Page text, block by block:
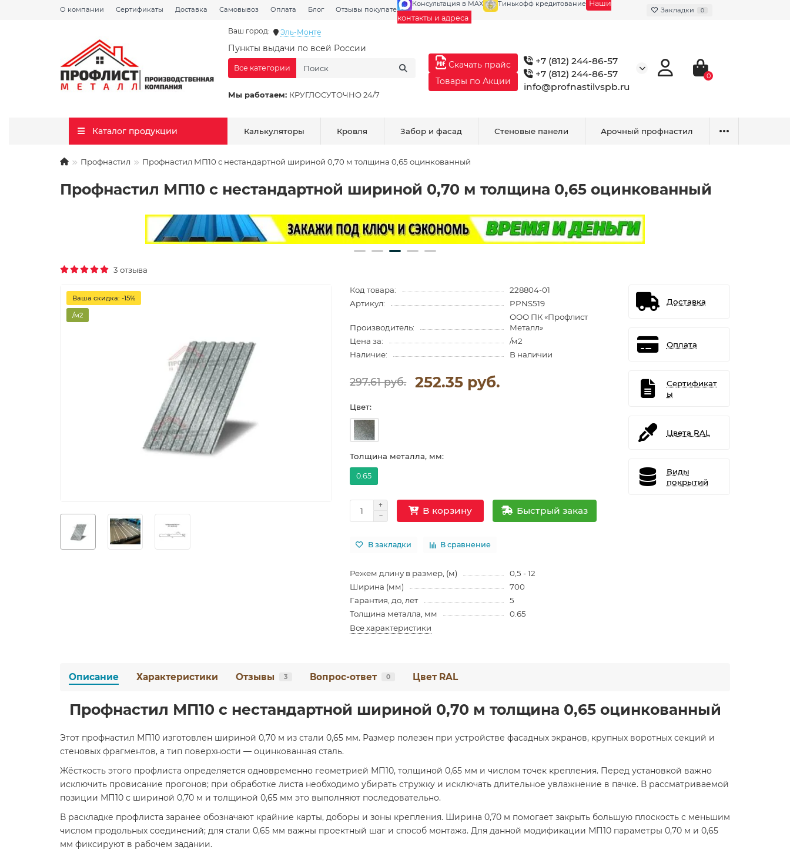
О компании Сертификаты Доставка Самовывоз Оплата Блог Отзывы покупателей Галерея
Консультация в MAX Тинькофф кредитование Наши
контакты и адреса
Закладки 0
Ваш город: Эль-Монте
Пункты выдачи по всей России
Мы работаем: КРУГЛОСУТОЧНО 24/7
Все категории
Скачать прайс
Товары по Акции
+7 (812) 244-86-57
+7 (812) 244-86-57
info@profnastilvspb.ru
0
Каталог продукции Калькуляторы Кровля Забор и фасад Стеновые панели Арочный профнастил
Профнастил Профнастил МП10 с нестандартной шириной 0,70 м толщина 0,65 оцинкованный
Профнастил МП10 с нестандартной шириной 0,70 м толщина 0,65 оцинкованный
3 отзыва
Ваша скидка: -15%
/м2
Код товара:
228804-01
Артикул:
PPNS519
Производитель:
ООО ПК «Профлист
Металл»
Цена за:
/м2
Наличие:
В наличии
297.61 руб. 252.35 руб.
Цвет:
Толщина металла, мм:
0.65
В корзину Быстрый заказ
В закладки В сравнение
Режем длину в размер, (м)
0,5 - 12
Ширина (мм)
700
Гарантия, до, лет
5
Толщина металла, мм
0.65
Все характеристики
Доставка
Оплата
Сертификат
ы
Цвета RAL
Виды
покрытий
Описание Характеристики Отзывы 3 Вопрос-ответ 0 Цвет RAL
Профнастил МП10 с нестандартной шириной 0,70 м толщина 0,65 оцинкованный
Этот профнастил МП10 изготовлен шириной 0,70 м из стали 0,65 мм. Размер полезен при устройстве фасадных экранов, крупных воротных секций и
стеновых фрагментов, а тип поверхности — оцинкованная сталь.
Жёсткость этого профлиста определяется одновременно геометрией МП10, толщиной 0,65 мм и числом точек крепления. Перед установкой важно
исключить провисание прогонов; при обработке листа необходимо убирать стружку и исключать длительное увлажнение в пачке. В рассматриваемой
позиции МП10 с шириной 0,70 м и толщиной 0,65 мм это выполняют последовательно.
В раскладке профлиста заранее обозначают крайние карты, доборы и зоны крепления. Ширина 0,70 м помогает закрыть большую плоскость с меньшим
числом продольных соединений; для стали 0,65 мм важны проектный шаг и способ монтажа. Для данной модификации МП10 параметры 0,70 м и 0,65
мм фиксируют в рабочем задании.